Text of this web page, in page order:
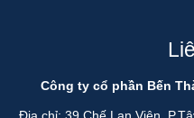
Công ty cổ phần Bến